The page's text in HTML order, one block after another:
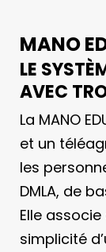
MANO
LE
AVEC
La MANO
et un
les
DMLA, de
Elle
simplicité